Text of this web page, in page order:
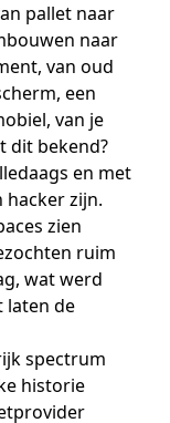
pallet naar
naar
van oud
een
van je
dit bekend?
en met
hacker zijn.
zien
ruim
wat werd
laten de
spectrum
historie